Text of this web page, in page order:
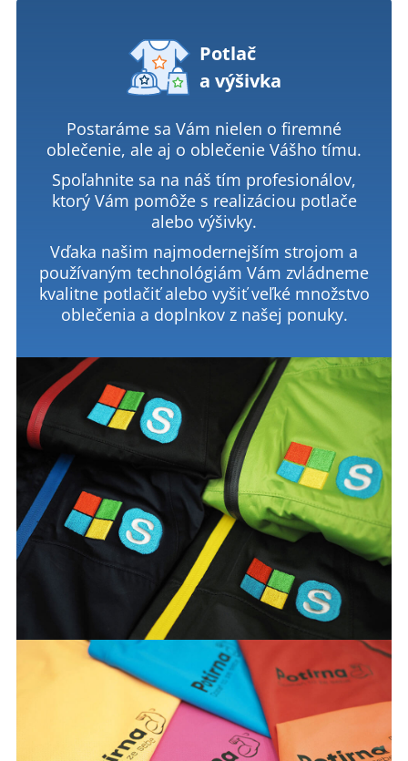
Potlač
a výšivka
Postaráme sa Vám nielen o firemné
oblečenie, ale aj o oblečenie Vášho tímu.
Spoľahnite sa na náš tím profesionálov,
ktorý Vám pomôže s realizáciou potlače
alebo výšivky.
Vďaka našim najmodernejším strojom a
používaným technológiám Vám zvládneme
kvalitne potlačiť alebo vyšiť veľké množstvo
oblečenia a doplnkov z našej ponuky.